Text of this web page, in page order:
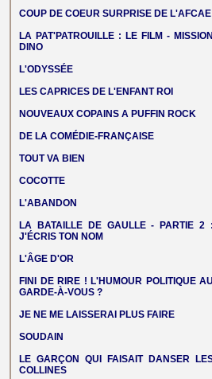
COUP DE COEUR SURPRISE DE L'AFCAE
LA PAT'PATROUILLE : LE FILM -
DINO
L'ODYSSÉE
LES CAPRICES DE L'ENFANT ROI
NOUVEAUX COPAINS A PUFFIN ROCK
DE LA COMÉDIE-FRANÇAISE
TOUT VA BIEN
COCOTTE
L'ABANDON
LA BATAILLE DE GAULLE - PARTIE 2
J'ÉCRIS TON NOM
L'ÂGE D'OR
FINI DE RIRE ! L'HUMOUR POLITIQUE
GARDE-À-VOUS ?
JE NE ME LAISSERAI PLUS FAIRE
SOUDAIN
LE GARÇON QUI FAISAIT DANSER
COLLINES